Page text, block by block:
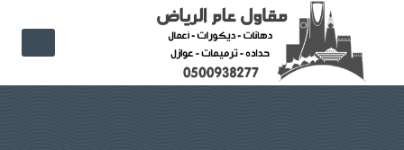
content